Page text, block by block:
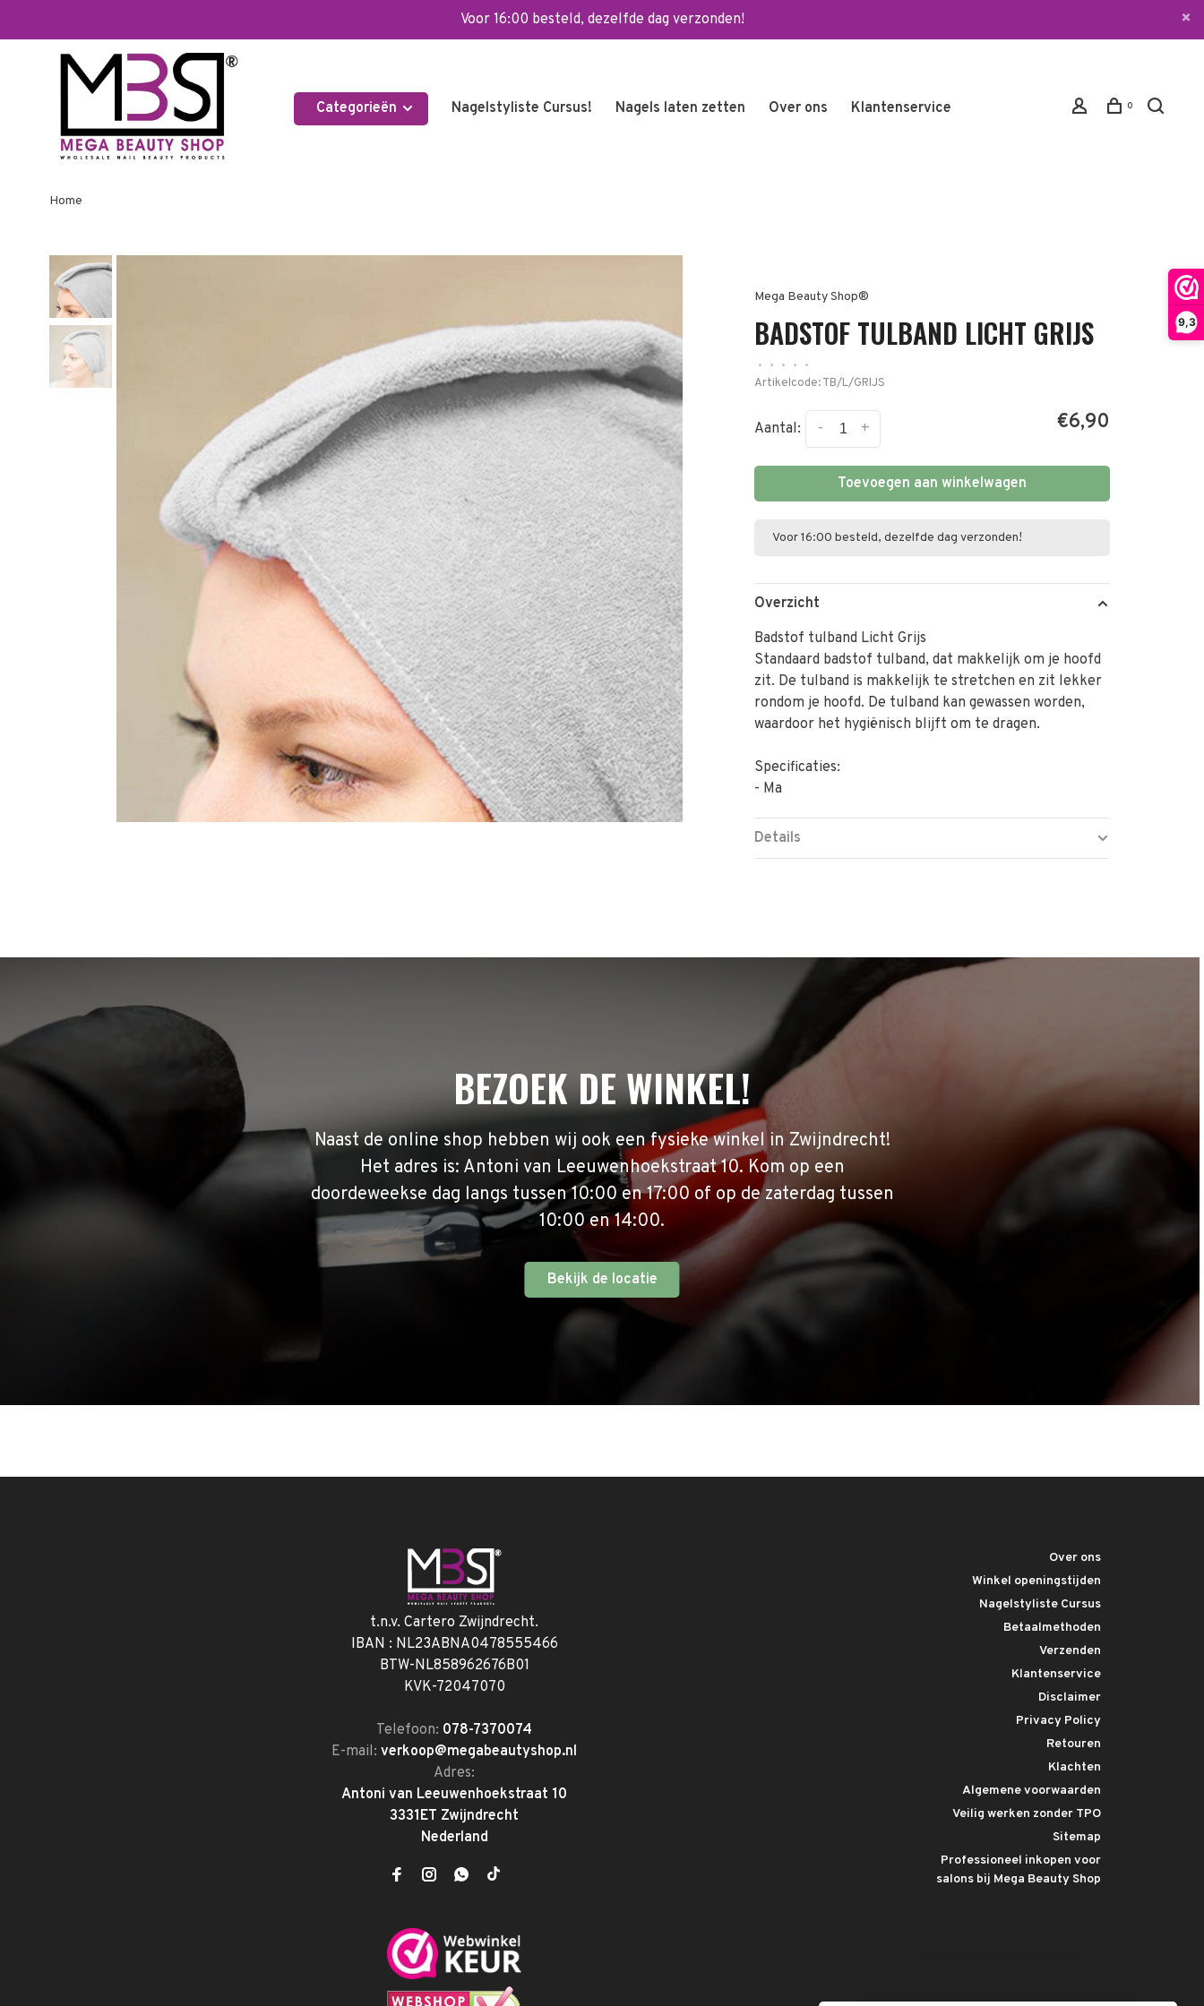
9,3
Voor 16:00 besteld, dezelfde dag verzonden!
Categorieën Nagelstyliste Cursus! Nagels laten zetten Over ons Klantenservice 0
Home
Mega Beauty Shop®
BADSTOF TULBAND LICHT GRIJS
• • • •
•
Artikelcode:TB/L/GRIJS
Aantal: +
- €6,90
Toevoegen aan winkelwagen
Voor 16:00 besteld, dezelfde dag verzonden!
Overzicht
Badstof tulband Licht Grijs
Standaard badstof tulband, dat makkelijk om je hoofd
zit. De tulband is makkelijk te stretchen en zit lekker
rondom je hoofd. De tulband kan gewassen worden,
waardoor het hygiënisch blijft om te dragen.
Specificaties:
- Ma
Details
BEZOEK DE WINKEL!
Naast de online shop hebben wij ook een fysieke winkel in Zwijndrecht!
Het adres is: Antoni van Leeuwenhoekstraat 10. Kom op een
doordeweekse dag langs tussen 10:00 en 17:00 of op de zaterdag tussen
10:00 en 14:00.
Bekijk de locatie
t.n.v. Cartero Zwijndrecht.
IBAN : NL23ABNA0478555466
BTW-NL858962676B01
KVK-72047070
Telefoon: 078-7370074
E-mail:verkoop@megabeautyshop.nl
Adres:
Antoni van Leeuwenhoekstraat 10
3331ET Zwijndrecht
Nederland
Over ons
Winkel openingstijden
Nagelstyliste Cursus
Betaalmethoden
Verzenden
Klantenservice
Disclaimer
Privacy Policy
Retouren
Klachten
Algemene voorwaarden
Veilig werken zonder TPO
Sitemap
Professioneel inkopen voor
salons bij Mega Beauty Shop